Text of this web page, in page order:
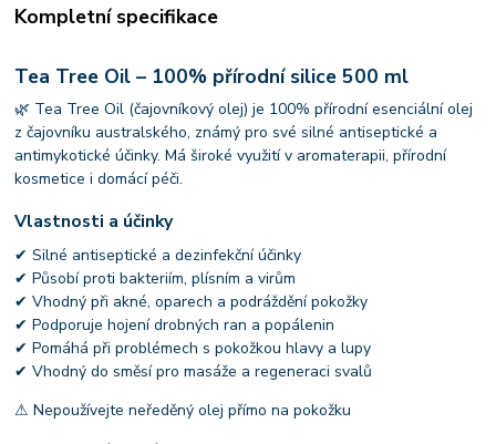
Kompletní specifikace
Tea Tree Oil – 100% přírodní silice 500 ml
🌿 Tea Tree Oil (čajovníkový olej) je 100% přírodní esenciální olej
z čajovníku australského, známý pro své silné antiseptické a
antimykotické účinky. Má široké využití v aromaterapii, přírodní
kosmetice i domácí péči.
Vlastnosti a účinky
✔ Silné antiseptické a dezinfekční účinky
✔ Působí proti bakteriím, plísním a virům
✔ Vhodný při akné, oparech a podráždění pokožky
✔ Podporuje hojení drobných ran a popálenin
✔ Pomáhá při problémech s pokožkou hlavy a lupy
✔ Vhodný do směsí pro masáže a regeneraci svalů
⚠ Nepoužívejte neředěný olej přímo na pokožku